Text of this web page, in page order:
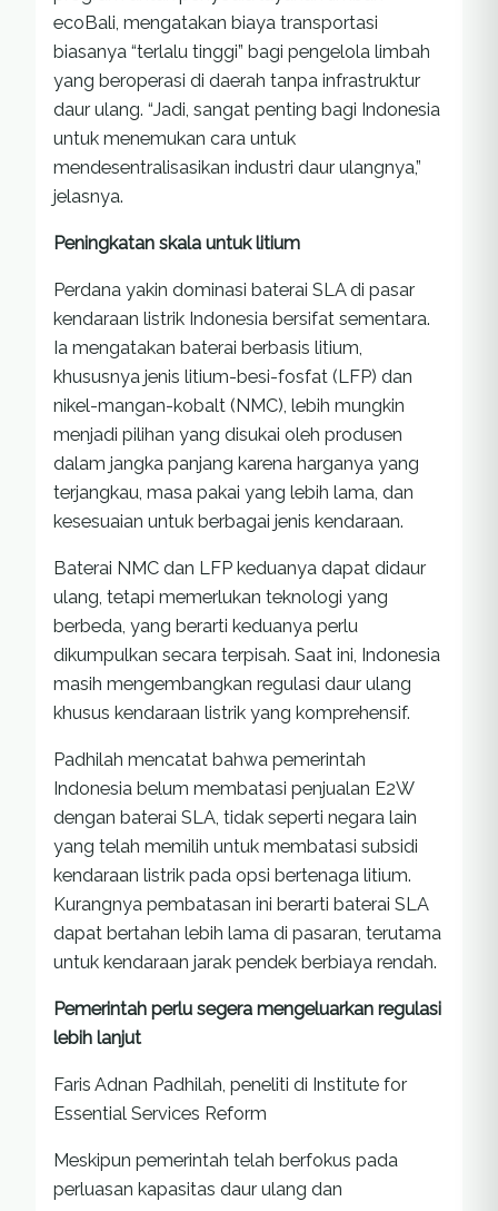
ecoBali, mengatakan biaya transportasi
biasanya “terlalu tinggi” bagi pengelola limbah
yang beroperasi di daerah tanpa infrastruktur
daur ulang. “Jadi, sangat penting bagi Indonesia
untuk menemukan cara untuk
mendesentralisasikan industri daur ulangnya,”
jelasnya.
Peningkatan skala untuk litium
Perdana yakin dominasi baterai SLA di pasar
kendaraan listrik Indonesia bersifat sementara.
Ia mengatakan baterai berbasis litium,
khususnya jenis litium-besi-fosfat (LFP) dan
nikel-mangan-kobalt (NMC), lebih mungkin
menjadi pilihan yang disukai oleh produsen
dalam jangka panjang karena harganya yang
terjangkau, masa pakai yang lebih lama, dan
kesesuaian untuk berbagai jenis kendaraan.
Baterai NMC dan LFP keduanya dapat didaur
ulang, tetapi memerlukan teknologi yang
berbeda, yang berarti keduanya perlu
dikumpulkan secara terpisah. Saat ini, Indonesia
masih mengembangkan regulasi daur ulang
khusus kendaraan listrik yang komprehensif.
Padhilah mencatat bahwa pemerintah
Indonesia belum membatasi penjualan E2W
dengan baterai SLA, tidak seperti negara lain
yang telah memilih untuk membatasi subsidi
kendaraan listrik pada opsi bertenaga litium.
Kurangnya pembatasan ini berarti baterai SLA
dapat bertahan lebih lama di pasaran, terutama
untuk kendaraan jarak pendek berbiaya rendah.
Pemerintah perlu segera mengeluarkan regulasi
lebih lanjut
Faris Adnan Padhilah, peneliti di Institute for
Essential Services Reform
Meskipun pemerintah telah berfokus pada
perluasan kapasitas daur ulang dan